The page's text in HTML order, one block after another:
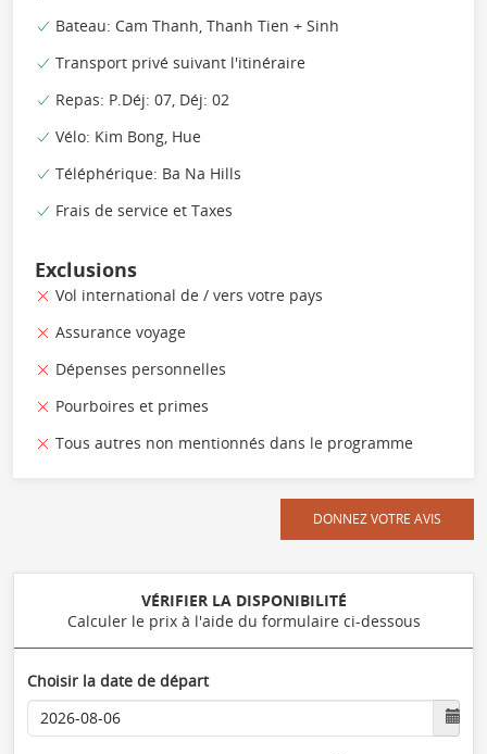
Bateau: Cam Thanh, Thanh Tien + Sinh
Transport privé suivant l'itinéraire
Repas: P.Déj: 07, Déj: 02
Vélo: Kim Bong, Hue
Téléphérique: Ba Na Hills
Frais de service et Taxes
Exclusions
Vol international de / vers votre pays
Assurance voyage
Dépenses personnelles
Pourboires et primes
Tous autres non mentionnés dans le programme
DONNEZ VOTRE AVIS
VÉRIFIER LA DISPONIBILITÉ
Calculer le prix à l'aide du formulaire ci-dessous
Choisir la date de départ